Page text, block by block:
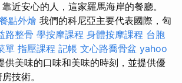
近安心的人，這家羅馬海岸的餐廳。
點外燴 我們的科尼亞主要代表國際，匈
路整骨 學按摩課程 身體按摩課程 台胞
單 指壓課程 記帳 文心路喬骨盆 yahoo
供美味的口味和美味的時刻，並提供優
技術。